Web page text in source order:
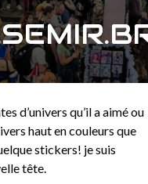
d’univers qu’il a aimé ou
haut en couleurs que
stickers! je suis
tête.